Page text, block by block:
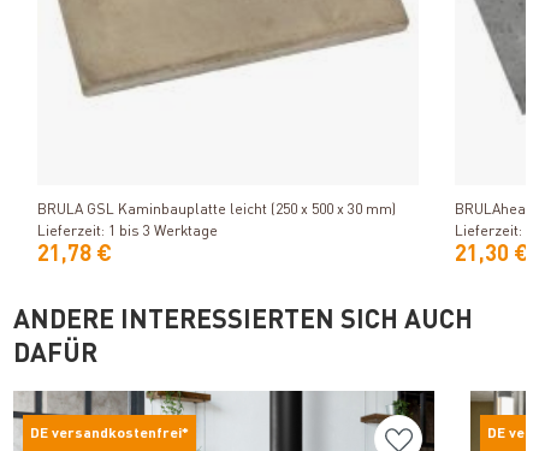
BRULA GSL Kaminbauplatte leicht (250 x 500 x 30 mm)
Lieferzeit: 1 bis 3 Werktage
21,78 €
BRULAheat
Lieferzeit: 1
21,30 €
ANDERE INTERESSIERTEN SICH AUCH
DAFÜR
DE versandkostenfrei* DE